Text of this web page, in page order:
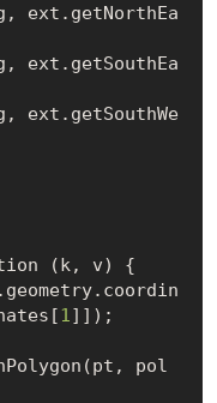
(k, v) {
1]]);
pol